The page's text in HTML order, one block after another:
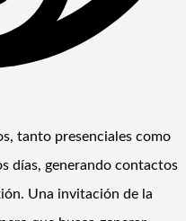
tanto presenciales como
días, generando contactos
Una invitación de la